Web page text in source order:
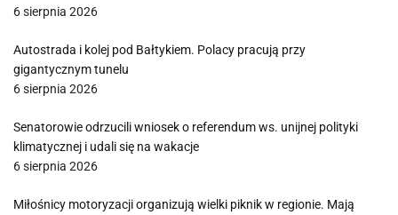
6 sierpnia 2026
Autostrada i kolej pod Bałtykiem. Polacy pracują przy
gigantycznym tunelu
6 sierpnia 2026
Senatorowie odrzucili wniosek o referendum ws. unijnej polityki
klimatycznej i udali się na wakacje
6 sierpnia 2026
Miłośnicy motoryzacji organizują wielki piknik w regionie. Mają